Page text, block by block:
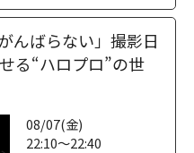
んばらない」撮影日
る“ハロプロ”の世
08/07(金)
22:10～22:40